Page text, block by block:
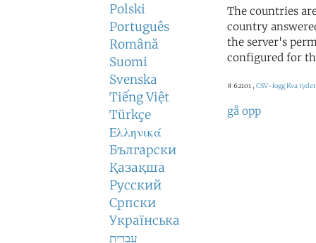
Polski
Português
Română
Suomi
Svenska
Tiếng Việt
Türkçe
Ελληνικά
Български
Қазақша
Русский
Српски
Українська
עברית
The countries
country
the server's
configured for
# 62101 , CSV-loggKva
gå opp